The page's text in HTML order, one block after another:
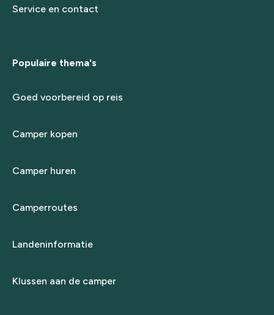
Service en contact
Populaire thema's
Goed voorbereid op reis
Camper kopen
Camper huren
Camperroutes
Landeninformatie
Klussen aan de camper